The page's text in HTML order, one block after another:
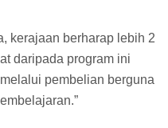
kerajaan berharap lebih 2
daripada program ini
pembelian berguna